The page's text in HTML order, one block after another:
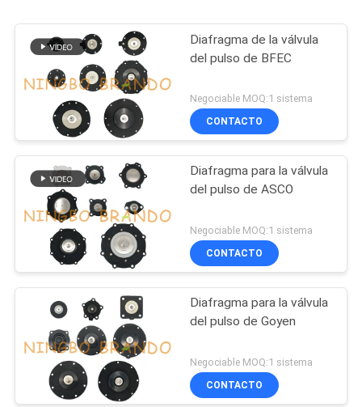
Diafragma de la válvula
del pulso de BFEC
Negociable MOQ:1 sistema
CONTACTO
Diafragma para la válvula
del pulso de ASCO
Negociable MOQ:1 sistema
CONTACTO
Diafragma para la válvula
del pulso de Goyen
Negociable MOQ:1 sistema
CONTACTO